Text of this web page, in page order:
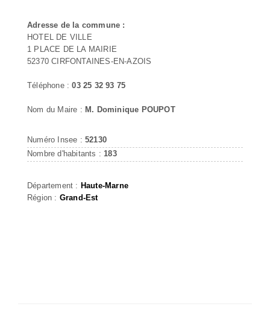
Adresse de la commune :
HOTEL DE VILLE
1 PLACE DE LA MAIRIE
52370 CIRFONTAINES-EN-AZOIS
Téléphone :03 25 32 93 75
Nom du Maire : M. Dominique POUPOT
Numéro Insee : 52130
Nombre d'habitants : 183
Département : Haute-Marne
Région : Grand-Est